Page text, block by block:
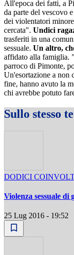
All'epoca dei fatti, a
da parte del vescovo
dei violentatori
cercata". Undici
trasferiti in una
sessuale. Un altro,
affidato alla famiglia.
parroco di Pimonte,
Un'esortazione a non
fine, hanno avuto la
chi avrebbe potuto
Sullo stesso
DODICI
Violenza sessuale di
25 Lug 2016 - 19:52